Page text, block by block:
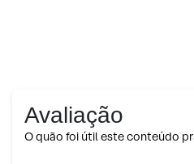
Avaliação
O quão foi útil este conteúdo